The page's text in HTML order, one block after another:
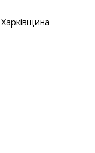
t ai
Харківщина